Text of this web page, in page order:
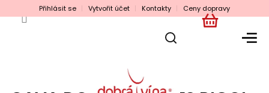
na
Přihlásit se Vytvořit účet Kontakty Ceny dopravy
NÁKUPNÍ